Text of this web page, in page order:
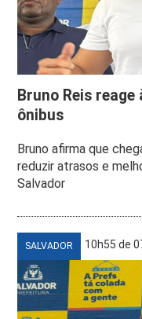
Bruno Reis
ônibus
Bruno afirma que
reduzir atrasos e
Salvador
SALVADOR 10h55 de